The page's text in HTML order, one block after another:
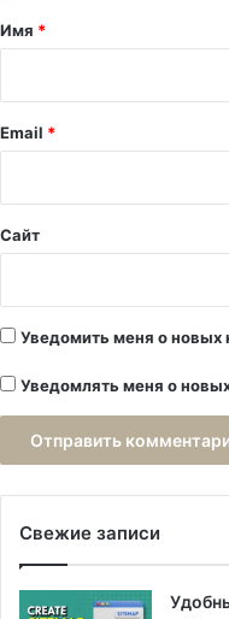
а
й
Имя *
Email *
Сайт
Уведомить меня о новых
Уведомлять меня о
Свежие записи